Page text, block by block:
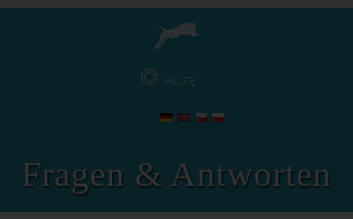
HILFE
Fragen & Antworten